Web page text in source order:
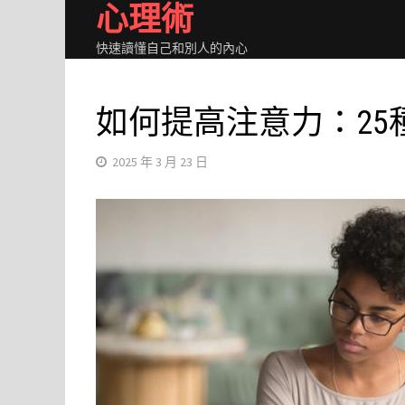
content
心理術
快速讀懂自己和別人的內心
如何提高注意力：25
2025 年 3 月 23 日